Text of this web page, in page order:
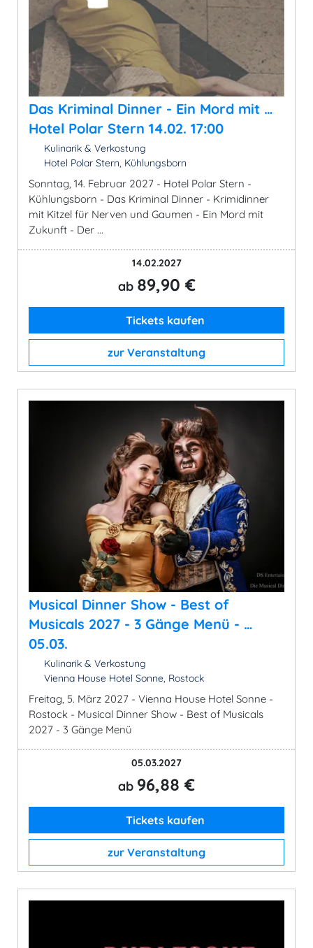
Das Kriminal Dinner - Ein Mord mit …
Hotel Polar Stern 14.02. 17:00
Kulinarik & Verkostung
Hotel Polar Stern, Kühlungsborn
Sonntag, 14. Februar 2027 - Hotel Polar Stern -
Kühlungsborn - Das Kriminal Dinner - Krimidinner
mit Kitzel für Nerven und Gaumen - Ein Mord mit
Zukunft - Der ...
14.02.2027
ab 89,90 €
Tickets kaufen
zur Veranstaltung
Musical Dinner Show - Best of
Musicals 2027 - 3 Gänge Menü - …
05.03.
Kulinarik & Verkostung
Vienna House Hotel Sonne, Rostock
Freitag, 5. März 2027 - Vienna House Hotel Sonne -
Rostock - Musical Dinner Show - Best of Musicals
2027 - 3 Gänge Menü
05.03.2027
ab 96,88 €
Tickets kaufen
zur Veranstaltung